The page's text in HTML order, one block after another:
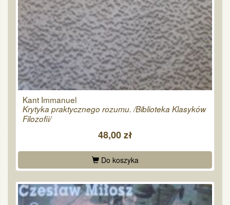
Kant Immanuel
Krytyka praktycznego rozumu. /Biblioteka Klasyków
Filozofii/
48,00 zł
Do koszyka